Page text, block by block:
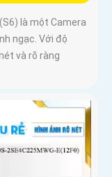
là một Camera
ngạc. Với độ
và rõ ràng